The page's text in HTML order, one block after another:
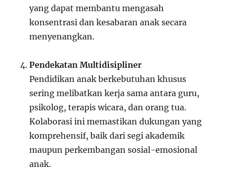
yang dapat membantu mengasah
konsentrasi dan kesabaran anak secara
menyenangkan.
Pendekatan Multidisipliner
Pendidikan anak berkebutuhan khusus
sering melibatkan kerja sama antara guru,
psikolog, terapis wicara, dan orang tua.
Kolaborasi ini memastikan dukungan yang
komprehensif, baik dari segi akademik
maupun perkembangan sosial-emosional
anak.